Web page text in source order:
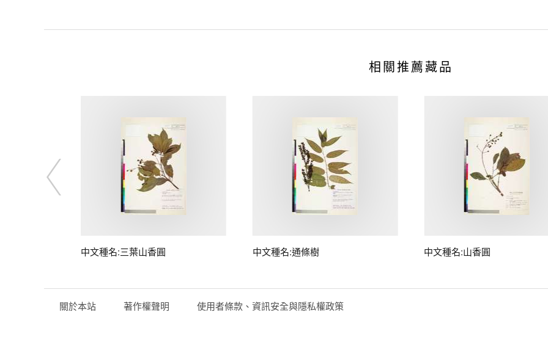
相關推薦藏品
中文種名:三葉山香圓 中文種名:通條樹 中文種名:山香圓
關於本站 著作權聲明 使用者條款、資訊安全與隱私權政策